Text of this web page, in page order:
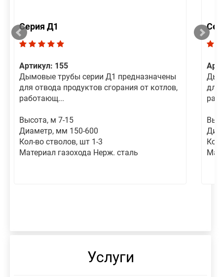
Серия Д1
Артикул: 155
Дымовые трубы серии Д1 предназначены
для отвода продуктов сгорания от котлов,
работающ...
Высота, м 7-15
Диаметр, мм 150-600
Кол-во стволов, шт 1-3
Материал газохода Нерж. сталь
Услуги